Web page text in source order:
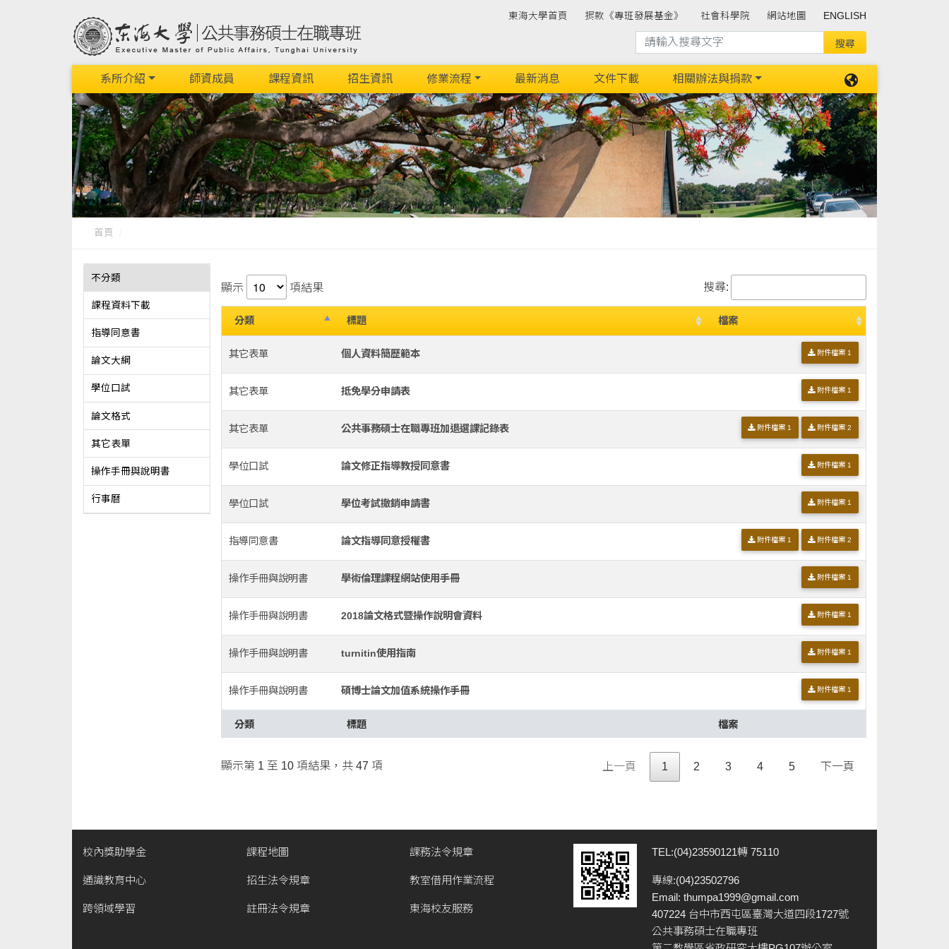
東海大學首頁 捐款《專班發展基金》 社會科學院 網站地圖 ENGLISH
系所介紹 師資成員 課程資訊 招生資訊 修業流程 最新消息 文件下載 相關辦法與捐款
首頁
不分類
課程資料下載
指導同意書
論文大綱
學位口試
論文格式
其它表單
操作手冊與說明書
行事曆
顯示 項結果 搜尋:
分類 標題 檔案
其它表單 個人資料簡歷範本 附件檔案 1
其它表單 抵免學分申請表 附件檔案 1
其它表單 公共事務碩士在職專班加退選課記錄表 附件檔案 1 附件檔案 2
學位口試 論文修正指導教授同意書 附件檔案 1
學位口試 學位考試撤銷申請書 附件檔案 1
指導同意書 論文指導同意授權書 附件檔案 1 附件檔案 2
操作手冊與說明書 學術倫理課程網站使用手冊 附件檔案 1
操作手冊與說明書 2018論文格式暨操作說明會資料 附件檔案 1
操作手冊與說明書 turnitin使用指南 附件檔案 1
操作手冊與說明書 碩博士論文加值系統操作手冊 附件檔案 1
分類 標題 檔案
顯示第 1 至 10 項結果，共 47 項 上一頁 1 2 3 4 5 下一頁
校內獎助學金
通識教育中心
跨領域學習
課程地圖
招生法令規章
註冊法令規章
課務法令規章
教室借用作業流程
東海校友服務
TEL:(04)23590121轉 75110
專線:(04)23502796
Email:thumpa1999@gmail.com
407224 台中市西屯區臺灣大道四段1727號
公共事務碩士在職專班